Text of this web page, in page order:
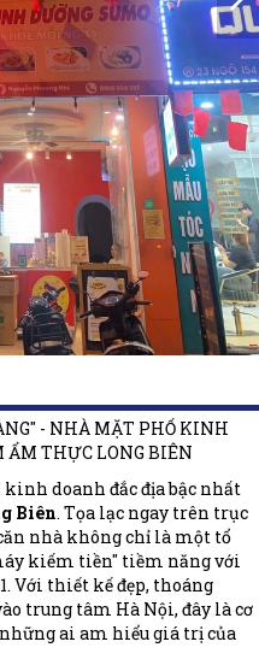
- NHÀ MẶT PHỐ KINH
ẨM THỰC LONG BIÊN
doanh đắc địa bậc nhất
Biên. Tọa lạc ngay trên trục
nhà không chỉ là một tổ
kiếm tiền" tiềm năng với
Với thiết kế đẹp, thoáng
trung tâm Hà Nội, đây là cơ
ai am hiểu giá trị của